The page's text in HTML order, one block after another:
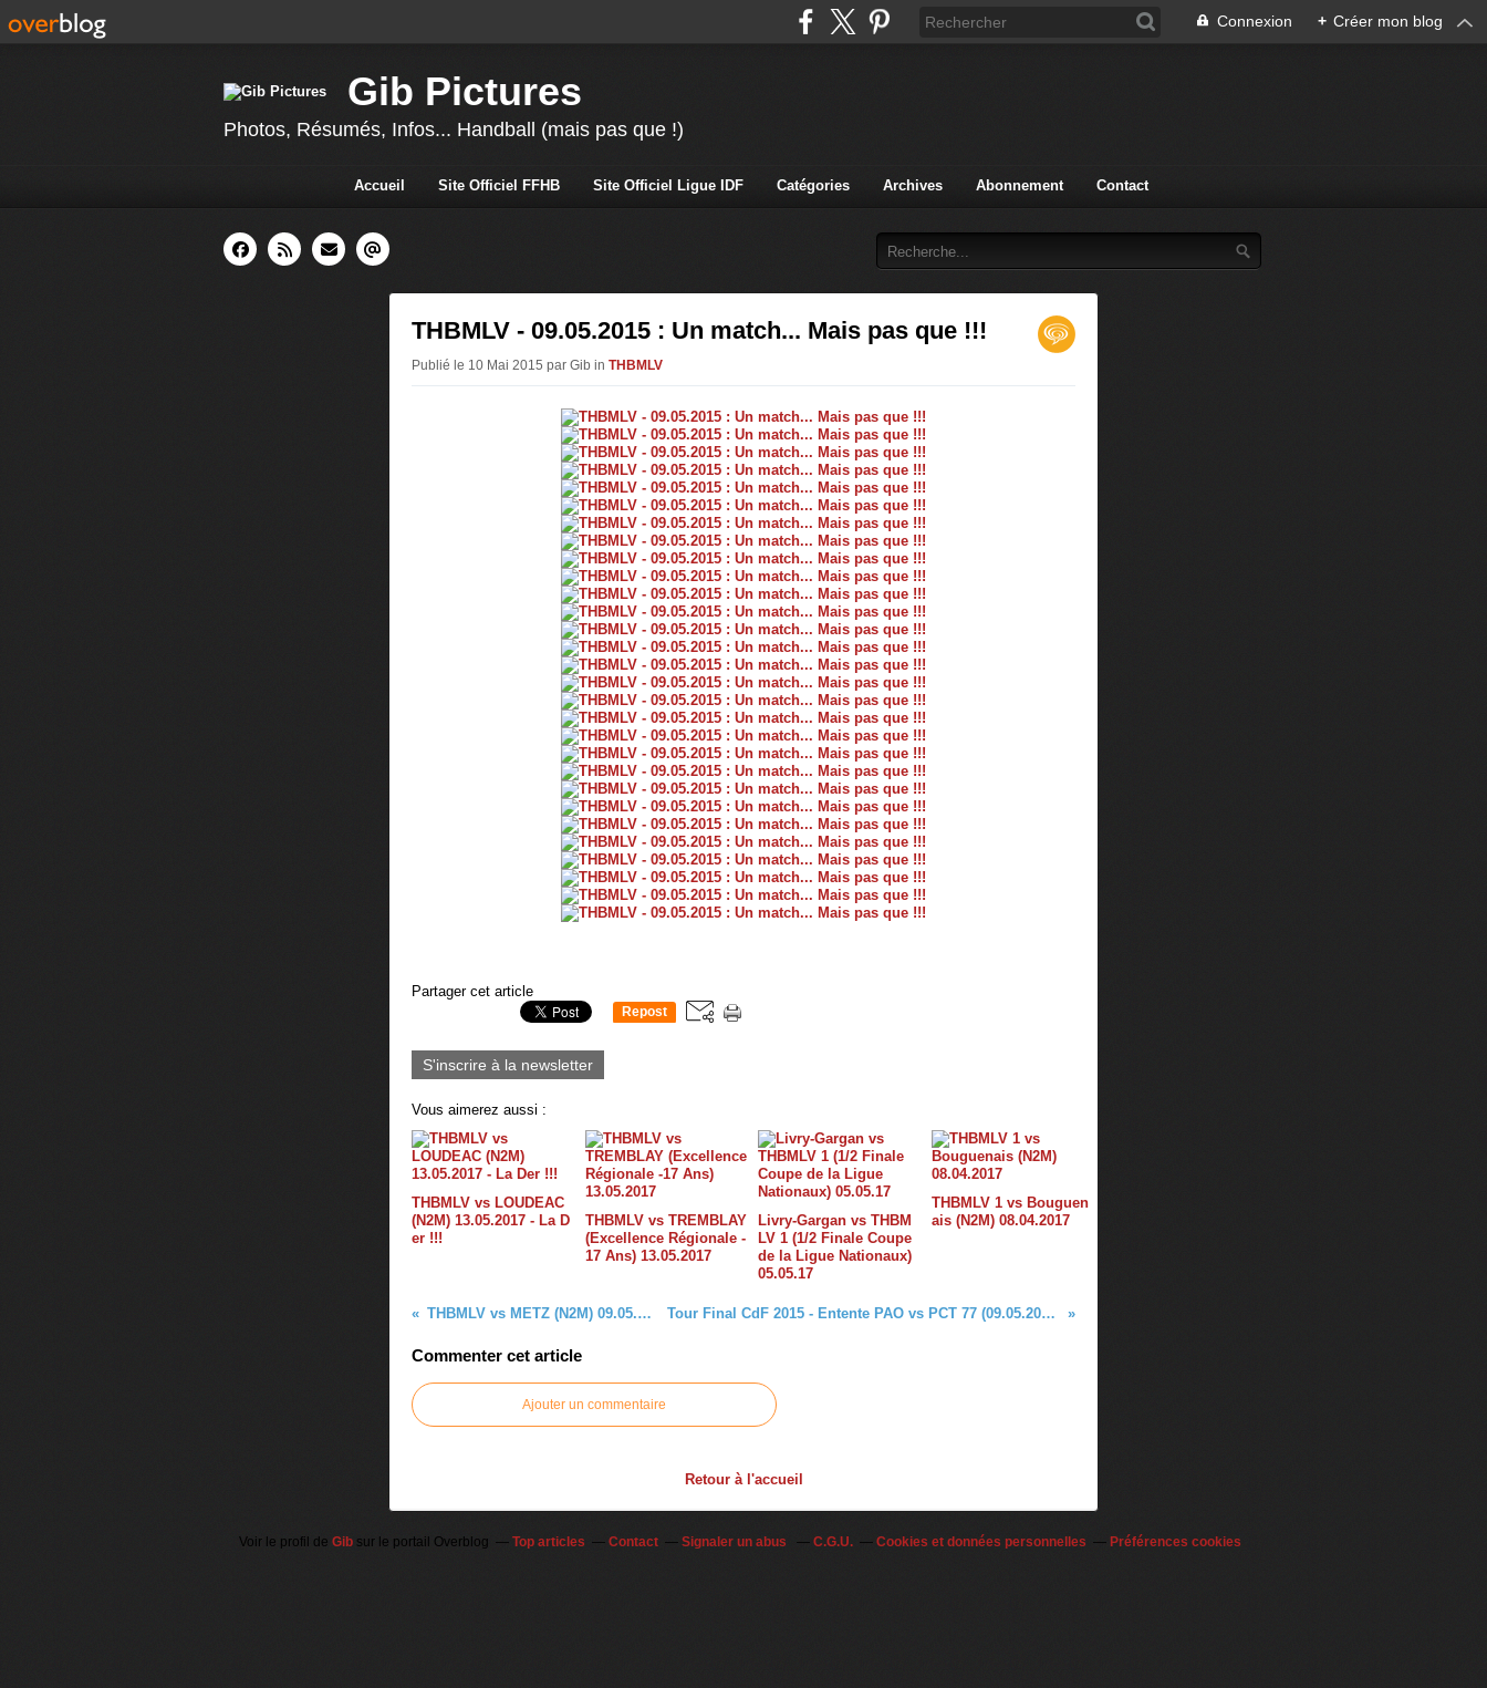
Connexion + Créer mon blog
Gib Pictures
Photos, Résumés, Infos... Handball (mais pas que !)
Accueil Site Officiel FFHB Site Officiel Ligue IDF Catégories Archives Abonnement Contact
THBMLV - 09.05.2015 : Un match... Mais pas que !!!
Publié le 10 Mai 2015 par Gib in THBMLV
Partager cet article
Repost
S'inscrire à la newsletter
Vous aimerez aussi :
THBMLV vs LOUDEAC
(N2M) 13.05.2017 - La D
er !!!
THBMLV vs TREMBLAY
(Excellence Régionale -
17 Ans) 13.05.2017
Livry-Gargan vs THBM
LV 1 (1/2 Finale Coupe
de la Ligue Nationaux)
05.05.17
THBMLV 1 vs Bouguen
ais (N2M) 08.04.2017
THBMLV vs METZ (N2M) 09.05.2015 Tour Final CdF 2015 - Entente PAO vs PCT 77 (09.05.2015) 1/2
Commenter cet article
Ajouter un commentaire
Retour à l'accueil
Voir le profil de Gib sur le portail Overblog Top articles Contact Signaler un abus C.G.U. Cookies et données personnelles Préférences cookies